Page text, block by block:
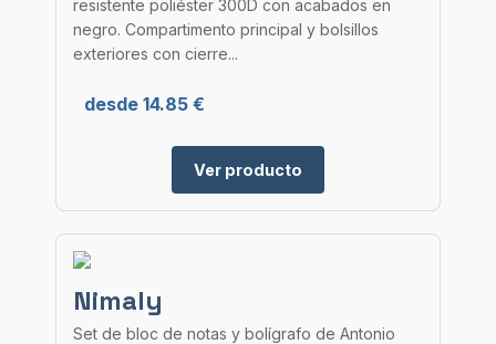
resistente poliéster 300D con acabados en
negro. Compartimento principal y bolsillos
exteriores con cierre...
desde 14.85 €
Ver producto
Nimaly
Set de bloc de notas y bolígrafo de Antonio